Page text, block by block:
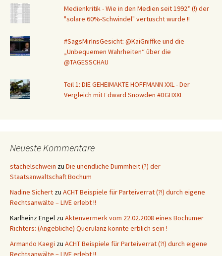
Medienkritik - Wie in den Medien seit 1992* (!) der
"solare 60%-Schwindel" vertuscht wurde !!
#SagsMirInsGesicht: @KaiGniffke und die
„Unbequemen Wahrheiten“ über die
@TAGESSCHAU
Teil 1: DIE GEHEIMAKTE HOFFMANN XXL - Der
Vergleich mit Edward Snowden #DGHXXL
Neueste Kommentare
stachelschwein zu Die unendliche Dummheit (?) der
Staatsanwaltschaft Bochum
Nadine Sichert zu ACHT Beispiele für Parteiverrat (?!) durch eigene
Rechtsanwälte – LIVE erlebt !!
Karlheinz Engel zu Aktenvermerk vom 22.02.2008 eines Bochumer
Richters: (Angebliche) Querulanz könnte erblich sein !
Armando Kaegi zu ACHT Beispiele für Parteiverrat (?!) durch eigene
Rechtsanwälte – LIVE erlebt !!